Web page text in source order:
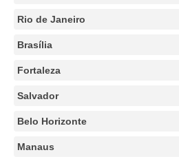
Rio de Janeiro
Brasília
Fortaleza
Salvador
Belo Horizonte
Manaus